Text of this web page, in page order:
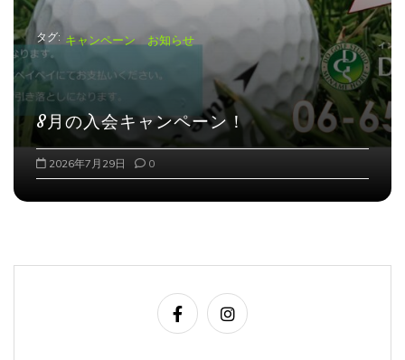
タグ: キャンペーン お知らせ
8月の入会キャンペーン！
2026年7月29日 0